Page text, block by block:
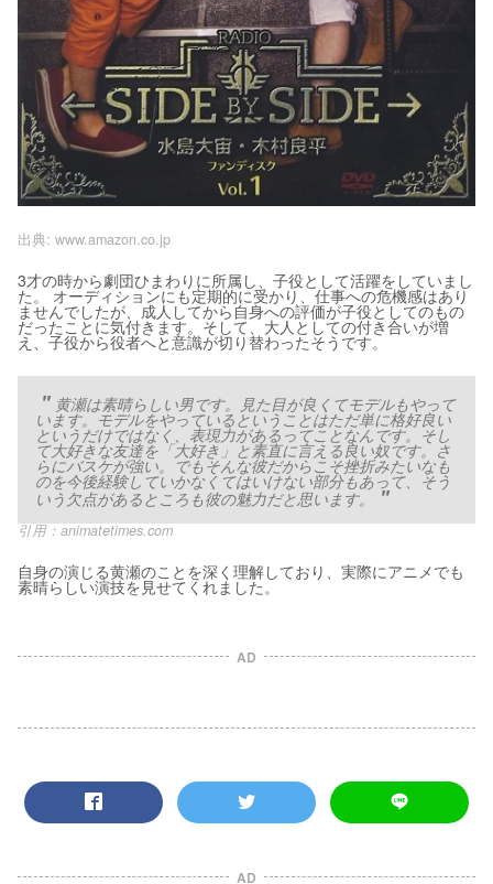
出典: www.amazon.co.jp
3才の時から劇団ひまわりに所属し、子役として活躍をしていまし
た。 オーディションにも定期的に受かり、仕事への危機感はあり
ませんでしたが、成人してから自身への評価が子役としてのもの
だったことに気付きます。そして、大人としての付き合いが増
え、子役から役者へと意識が切り替わったそうです。
黄瀬は素晴らしい男です。見た目が良くてモデルもやって
います。モデルをやっているということはただ単に格好良い
というだけではなく、表現力があるってことなんです。そし
て大好きな友達を「大好き」と素直に言える良い奴です。さ
らにバスケが強い。でもそんな彼だからこそ挫折みたいなも
のを今後経験していかなくてはいけない部分もあって、そう
いう欠点があるところも彼の魅力だと思います。
引用： animatetimes.com
自身の演じる黄瀬のことを深く理解しており、実際にアニメでも
素晴らしい演技を見せてくれました。
AD
AD